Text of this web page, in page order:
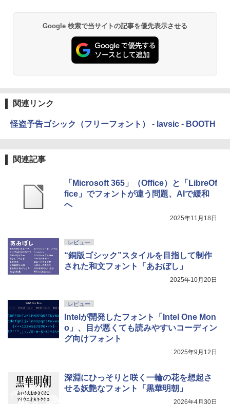
Google 検索で当サイトの記事を優先表示させる
関連リンク
怪盗予告ゴシック（フリーフォント） - lavsic - BOOTH
関連記事
「Microsoft 365」（Office）と「LibreOf
fice」でフォントが違う問題、AIで緩和
へ
2025年11月18日
レビュー
“銅版ゴシック”スタイルを目指して制作
された和文フォント「あおぼし」
2025年10月20日
レビュー
Intelが開発したフォント「Intel One Mon
o」、目が悪くても読みやすいコーディン
グ向けフォント
2025年9月12日
深淵にひっそりと咲く一輪の花を想起さ
せる妖艶なフォント「黒華明朝」
2026年4月30日